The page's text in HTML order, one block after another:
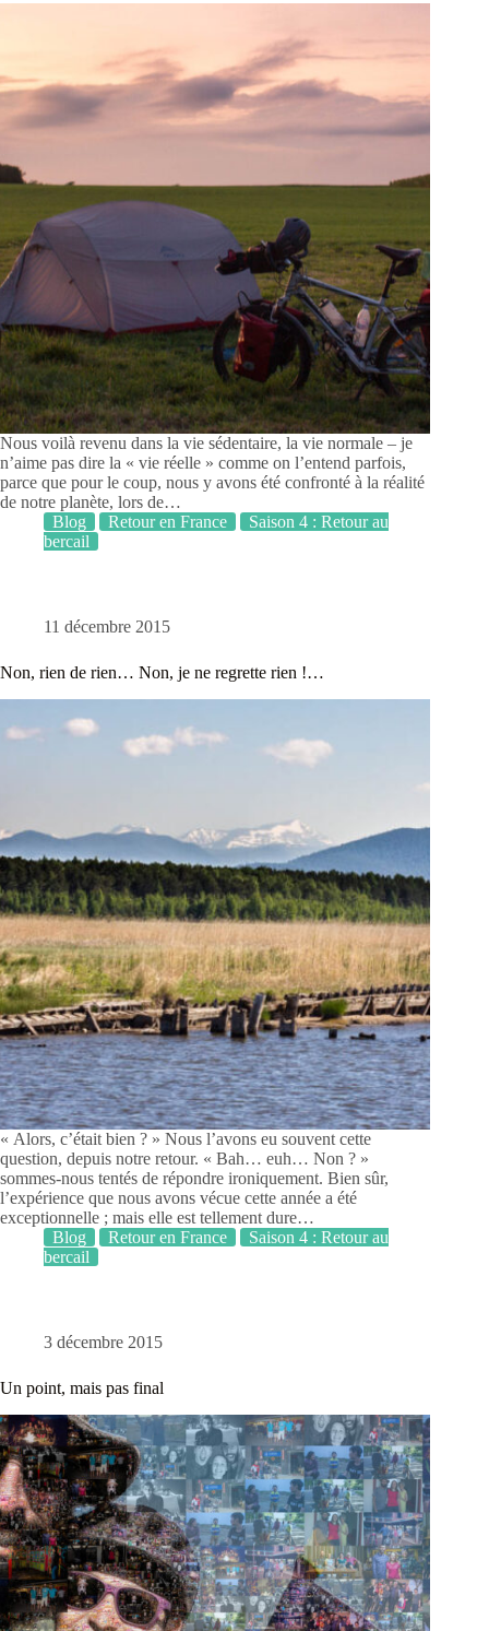
Nous voilà revenu dans la vie sédentaire, la vie normale – je
n’aime pas dire la « vie réelle » comme on l’entend parfois,
parce que pour le coup, nous y avons été confronté à la réalité
de notre planète, lors de…
Blog
Retour en France
Saison 4 : Retour au
bercail
11 décembre 2015
Non, rien de rien… Non, je ne regrette rien !…
« Alors, c’était bien ? » Nous l’avons eu souvent cette
question, depuis notre retour. « Bah… euh… Non ? »
sommes-nous tentés de répondre ironiquement. Bien sûr,
l’expérience que nous avons vécue cette année a été
exceptionnelle ; mais elle est tellement dure…
Blog
Retour en France
Saison 4 : Retour au
bercail
3 décembre 2015
Un point, mais pas final